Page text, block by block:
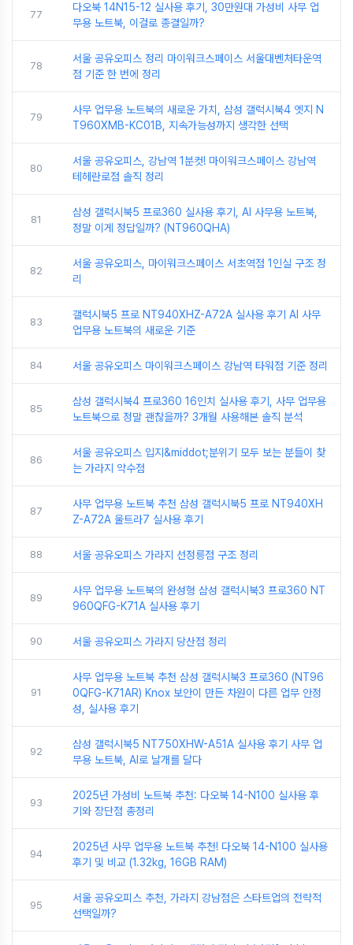
77
다오북 14N15-12 실사용 후기, 30만원대 가성비 사무 업
무용 노트북, 이걸로 종결일까?
78
서울 공유오피스 정리 마이워크스페이스 서울대벤처타운역
점 기준 한 번에 정리
79
사무 업무용 노트북의 새로운 가치, 삼성 갤럭시북4 엣지 N
T960XMB-KC01B, 지속가능성까지 생각한 선택
80
서울 공유오피스, 강남역 1분컷! 마이워크스페이스 강남역
테헤란로점 솔직 정리
81
삼성 갤럭시북5 프로360 실사용 후기, AI 사무용 노트북,
정말 이게 정답일까? (NT960QHA)
82
서울 공유오피스, 마이워크스페이스 서초역점 1인실 구조 정
리
83
갤럭시북5 프로 NT940XHZ-A72A 실사용 후기 AI 사무
업무용 노트북의 새로운 기준
84 서울 공유오피스 마이워크스페이스 강남역 타워점 기준 정리
85
삼성 갤럭시북4 프로360 16인치 실사용 후기, 사무 업무용
노트북으로 정말 괜찮을까? 3개월 사용해본 솔직 분석
86
서울 공유오피스 입지&middot;분위기 모두 보는 분들이 찾
는 가라지 약수점
87
사무 업무용 노트북 추천 삼성 갤럭시북5 프로 NT940XH
Z-A72A 울트라7 실사용 후기
88 서울 공유오피스 가라지 선정릉점 구조 정리
89
사무 업무용 노트북의 완성형 삼성 갤럭시북3 프로360 NT
960QFG-K71A 실사용 후기
90 서울 공유오피스 가라지 당산점 정리
91
사무 업무용 노트북 추천 삼성 갤럭시북3 프로360 (NT96
0QFG-K71AR) Knox 보안이 만든 차원이 다른 업무 안정
성, 실사용 후기
92
삼성 갤럭시북5 NT750XHW-A51A 실사용 후기 사무 업
무용 노트북, AI로 날개를 달다
93
2025년 가성비 노트북 추천: 다오북 14-N100 실사용 후
기와 장단점 총정리
94
2025년 사무 업무용 노트북 추천! 다오북 14-N100 실사용
후기 및 비교 (1.32kg, 16GB RAM)
95
서울 공유오피스 추천, 가라지 강남점은 스타트업의 전략적
선택일까?